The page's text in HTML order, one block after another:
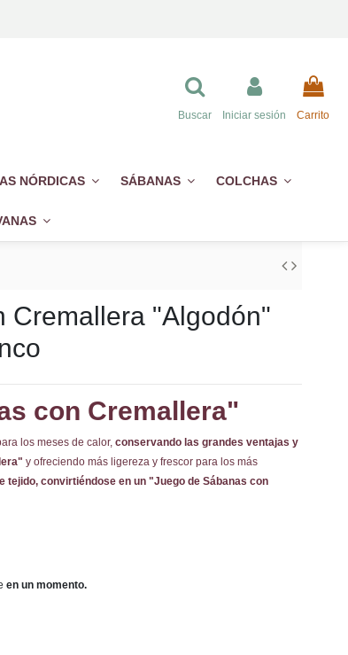
Buscar Iniciar sesión Carrito
NÓRDICAS SÁBANAS COLCHAS
Cremallera "Algodón"
con Cremallera"
los meses de calor,conservando las grandes ventajas y
y ofreciendo más ligereza y frescor para los más
tejido, convirtiéndose en un "Juego de Sábanas con
en un momento.